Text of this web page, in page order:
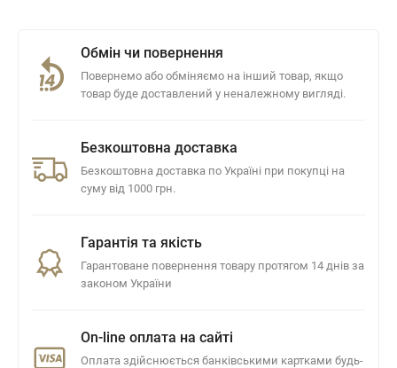
Обмін чи повернення
Повернемо або обміняємо на інший товар, якщо
товар буде доставлений у неналежному вигляді.
Безкоштовна доставка
Безкоштовна доставка по Україні при покупці на
суму від 1000 грн.
Гарантія та якість
Гарантоване повернення товару протягом 14 днів за
законом України
On-line оплата на сайті
Оплата здійснюється банківськими картками будь-